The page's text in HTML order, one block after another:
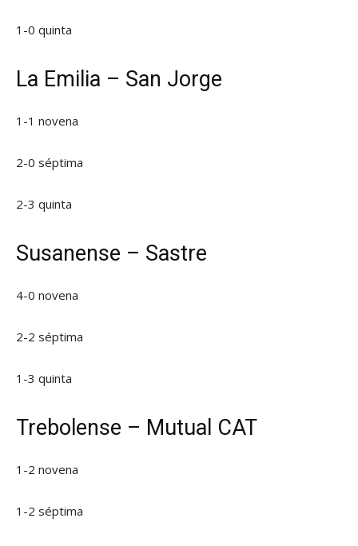
1-0 quinta
La Emilia – San Jorge
1-1 novena
2-0 séptima
2-3 quinta
Susanense – Sastre
4-0 novena
2-2 séptima
1-3 quinta
Trebolense – Mutual CAT
1-2 novena
1-2 séptima